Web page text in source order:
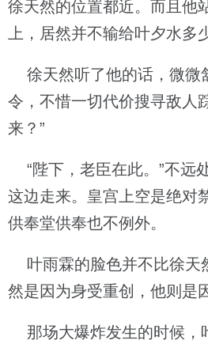
徐天然的位置都近。而且他
上，居然并不输给叶夕水多
徐天然听了他的话，微微
令，不惜一切代价搜寻敌人
来？”
“陛下，老臣在此。”不远
这边走来。皇宫上空是绝对
供奉堂供奉也不例外。
叶雨霖的脸色并不比徐天
然是因为身受重创，他则是
那场大爆炸发生的时候，